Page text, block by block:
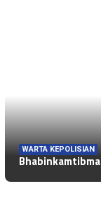
WARTA KEPOLISIAN